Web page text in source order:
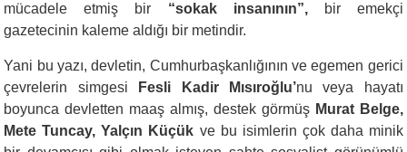
mücadele etmiş bir “sokak insanının”,bir emekçi
gazetecinin kaleme aldığı bir metindir.
Yani bu yazı, devletin, Cumhurbaşkanlığının ve egemen gerici
çevrelerin simgesi
Fesli Kadir Mısıroğlu’nu veya hayatı
boyunca devletten maaş almış, destek görmüş Murat Belge,
Mete Tuncay, Yalçın Küçük ve bu isimlerin çok daha minik